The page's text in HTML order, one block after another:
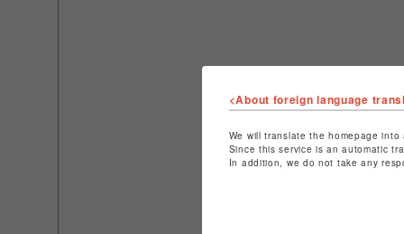
<About foreign language
We will translate the homepage
Since this service is an automatic
In addition, we do not take any